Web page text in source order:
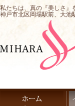
私たちは、真の『美しさ』
神戸市北区岡場駅前、大池